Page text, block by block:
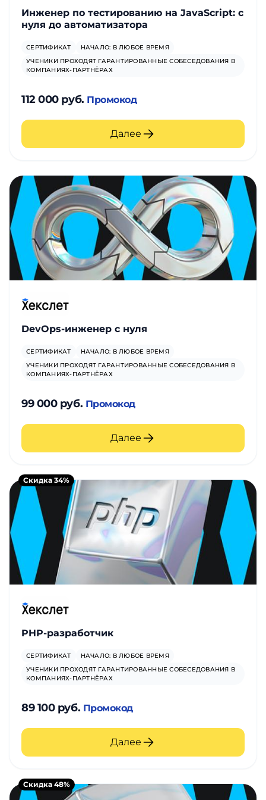
Инженер по тестированию на JavaScript: с
нуля до автоматизатора
СЕРТИФИКАТ
НАЧАЛО: В ЛЮБОЕ ВРЕМЯ
УЧЕНИКИ ПРОХОДЯТ ГАРАНТИРОВАННЫЕ СОБЕСЕДОВАНИЯ В
КОМПАНИЯХ-ПАРТНЁРАХ
112 000 руб. Промокод
Далее
DevOps-инженер с нуля
СЕРТИФИКАТ
НАЧАЛО: В ЛЮБОЕ ВРЕМЯ
УЧЕНИКИ ПРОХОДЯТ ГАРАНТИРОВАННЫЕ СОБЕСЕДОВАНИЯ В
КОМПАНИЯХ-ПАРТНЁРАХ
99 000 руб. Промокод
Далее
PHP-разработчик
СЕРТИФИКАТ
НАЧАЛО: В ЛЮБОЕ ВРЕМЯ
УЧЕНИКИ ПРОХОДЯТ ГАРАНТИРОВАННЫЕ СОБЕСЕДОВАНИЯ В
КОМПАНИЯХ-ПАРТНЁРАХ
89 100 руб. Промокод
Далее
Скидка 34%
Скидка 48%